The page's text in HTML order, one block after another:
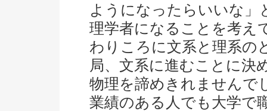
ようになったらいいな」
理学者になることを考え
わりころに文系と理系の
局、文系に進むことに決
物理を諦めきれませんで
業績のある人でも大学で